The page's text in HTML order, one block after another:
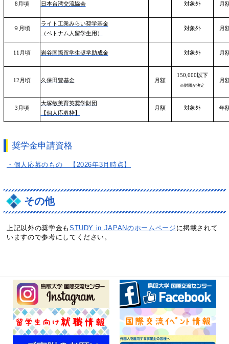
8月頃 日本台湾交流協会 対象外 月
９月頃
ライト工業みらい奨学基金
（ベトナム人留学生用）
対象外 月
11月頃 岩谷国際留学生奨学助成金 対象外 月
12月頃 久保田豊基金 月額
150,000以下
※財団が決定
月
3月頃
大塚敏美育英奨学財団
【個人応募枠】
月額 対象外 年
奨学金申請資格
・個人応募のもの 【2026年3月時点】
その他
上記以外の奨学金も STUDY in JAPANのホームページ に掲載されて
いますので参考にしてください。